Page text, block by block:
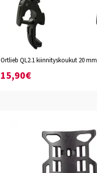
Ortlieb QL2.1 kiinnityskoukut 20 mm
15,90€